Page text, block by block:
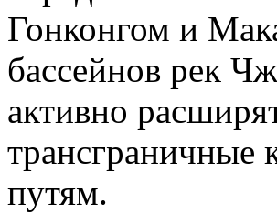
Гонконгом и
бассейнов рек
активно
путям.